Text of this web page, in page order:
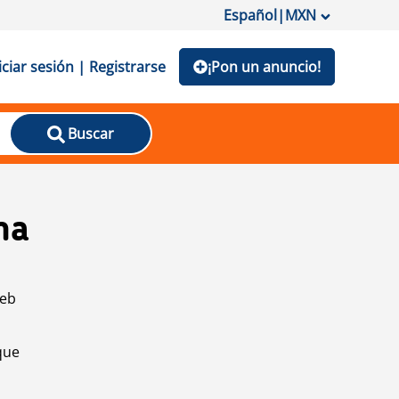
Español|MXN
sesión | Registrarse ¡Pon un anuncio!
Buscar